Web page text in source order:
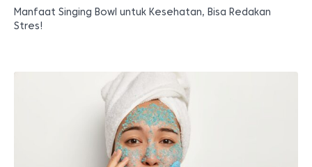
Manfaat Singing Bowl untuk Kesehatan, Bisa Redakan
Stres!